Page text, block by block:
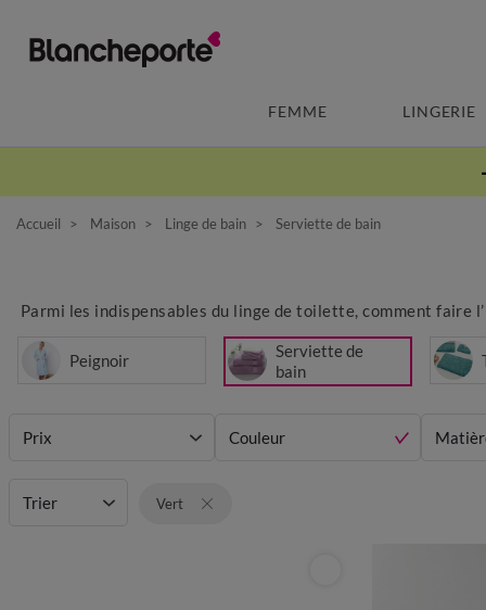
FEMME LINGERIE
Accueil Maison Linge de bain Serviette de bain
Parmi les indispensables du linge de toilette, comment faire
Peignoir
Serviette de
bain
Prix Couleur
Grammage
Trier Vert